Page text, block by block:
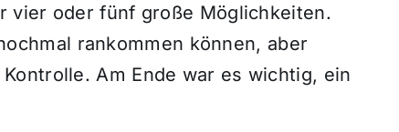
vier oder fünf große Möglichkeiten.
rankommen können, aber
Am Ende war es wichtig, ein